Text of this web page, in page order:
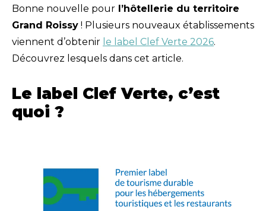
Bonne nouvelle pour l’hôtellerie du territoire
Grand Roissy ! Plusieurs nouveaux établissements
viennent d’obtenir le label Clef Verte 2026.
Découvrez lesquels dans cet article.
Le label Clef Verte, c’est
quoi ?